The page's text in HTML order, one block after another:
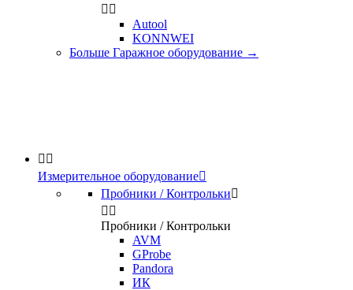
 
Autool
KONNWEI
Больше Гаражное оборудование →
 
Измерительное оборудование
Пробники / Контрольки
 
Пробники / Контрольки
AVM
GProbe
Pandora
ИК